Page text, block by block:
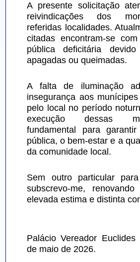
A presente solicitação
reivindicações dos
referidas localidades.
citadas encontram-se
pública deficitária
apagadas ou queimadas.
A falta de iluminação
insegurança aos
pelo local no período
execução dessas
fundamental para
pública, o bem-estar e a
da comunidade local.
Sem outro particular
subscrevo-me,
elevada estima e distinta
Palácio Vereador Euclides
de maio de 2026.